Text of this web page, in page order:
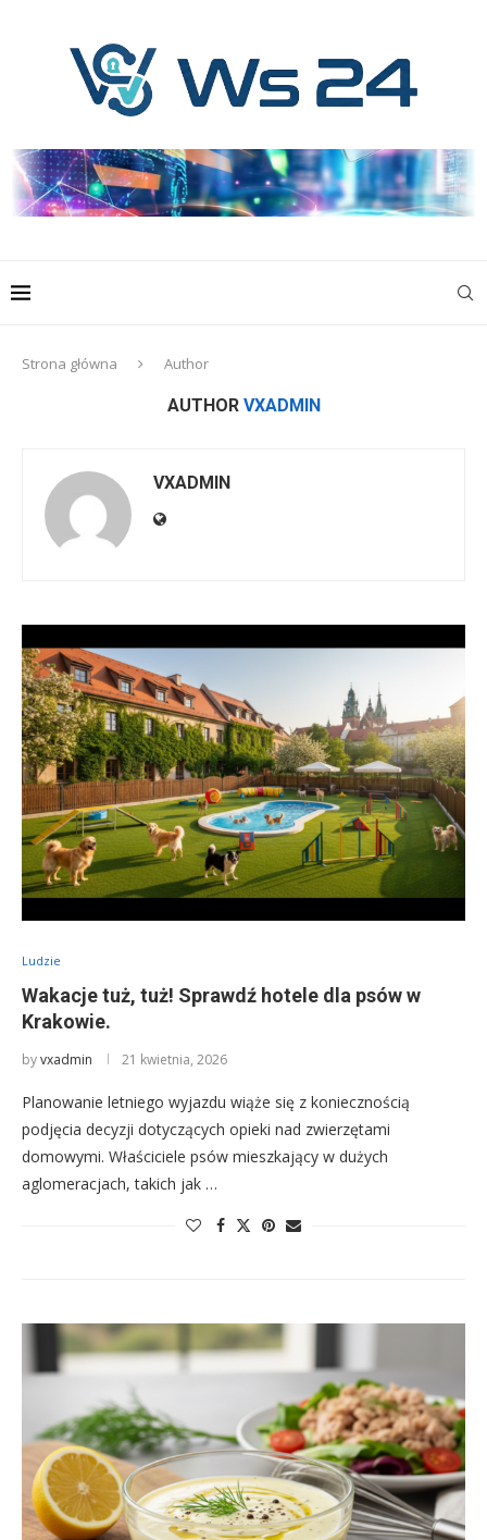
Strona główna Author
AUTHOR VXADMIN
VXADMIN
Ludzie
Wakacje tuż, tuż! Sprawdź hotele dla psów w
Krakowie.
byvxadmin 21 kwietnia, 2026
Planowanie letniego wyjazdu wiąże się z koniecznością
podjęcia decyzji dotyczących opieki nad zwierzętami
domowymi. Właściciele psów mieszkający w dużych
aglomeracjach, takich jak …